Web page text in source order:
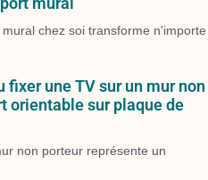
chez soi transforme n'importe
fixer une TV sur un mur non
orientable sur plaque de
non porteur représente un